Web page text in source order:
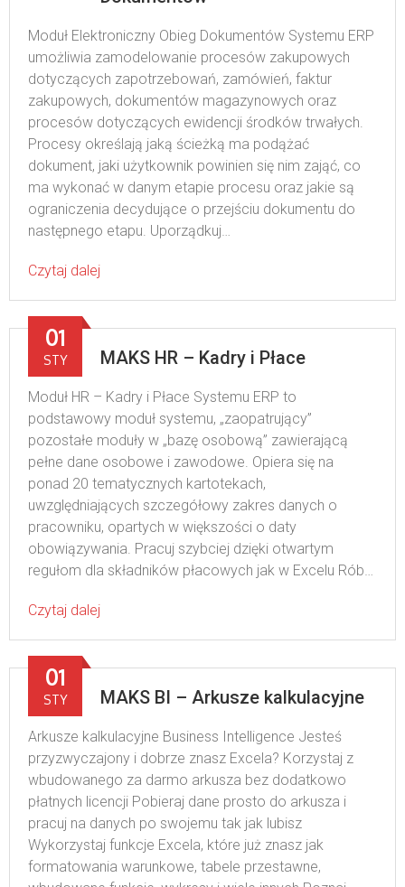
Moduł Elektroniczny Obieg Dokumentów Systemu ERP
umożliwia zamodelowanie procesów zakupowych
dotyczących zapotrzebowań, zamówień, faktur
zakupowych, dokumentów magazynowych oraz
procesów dotyczących ewidencji środków trwałych.
Procesy określają jaką ścieżką ma podążać
dokument, jaki użytkownik powinien się nim zająć, co
ma wykonać w danym etapie procesu oraz jakie są
ograniczenia decydujące o przejściu dokumentu do
następnego etapu. Uporządkuj…
Czytaj dalej
MAKS HR – Kadry i Płace
01
STY
Moduł HR – Kadry i Płace Systemu ERP to
podstawowy moduł systemu, „zaopatrujący”
pozostałe moduły w „bazę osobową” zawierającą
pełne dane osobowe i zawodowe. Opiera się na
ponad 20 tematycznych kartotekach,
uwzględniających szczegółowy zakres danych o
pracowniku, opartych w większości o daty
obowiązywania. Pracuj szybciej dzięki otwartym
regułom dla składników płacowych jak w Excelu Rób…
Czytaj dalej
MAKS BI – Arkusze kalkulacyjne
01
STY
Arkusze kalkulacyjne Business Intelligence Jesteś
przyzwyczajony i dobrze znasz Excela? Korzystaj z
wbudowanego za darmo arkusza bez dodatkowo
płatnych licencji Pobieraj dane prosto do arkusza i
pracuj na danych po swojemu tak jak lubisz
Wykorzystaj funkcje Excela, które już znasz jak
formatowania warunkowe, tabele przestawne,